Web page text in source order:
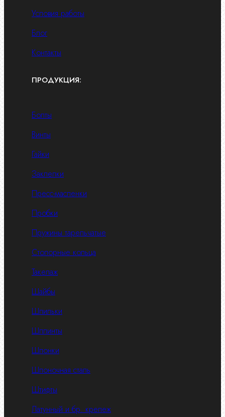
Условия работы
Блог
Контакты
ПРОДУКЦИЯ:
Болты
Винты
Гайки
Заклепки
Пресс-масленки
Пробки
Пружины тарельчатые
Стопорные кольца
Такелаж
Шайбы
Шпильки
Шплинты
Шпонки
Шпоночная сталь
Штифты
Латунный и бр. крепеж